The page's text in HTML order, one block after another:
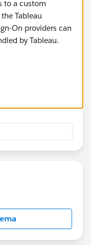
to a custom
Tableau
On providers can
by Tableau.
visualisations